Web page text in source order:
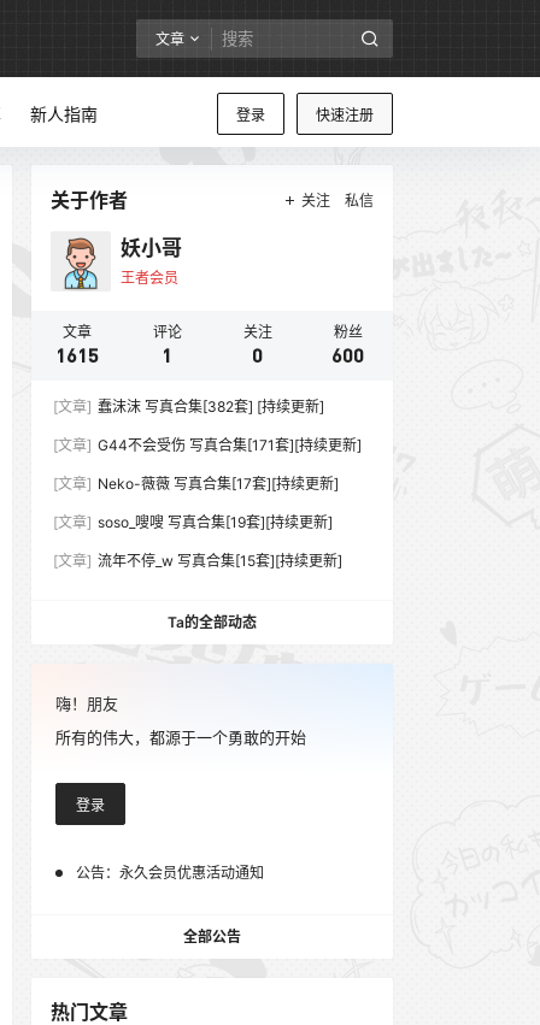
文章
登录 快速注册
新人指南
关于作者 关注 私信
妖小哥
王者会员
文章
1615
评论
1
关注
0
粉丝
600
[文章] 蠢沫沫 写真合集[382套] [持续更新]
[文章] G44不会受伤 写真合集[171套][持续更新]
[文章] Neko-薇薇 写真合集[17套][持续更新]
[文章] soso_嗖嗖 写真合集[19套][持续更新]
[文章] 流年不停_w 写真合集[15套][持续更新]
Ta的全部动态
嗨！朋友
所有的伟大，都源于一个勇敢的开始
登录
公告： 永久会员优惠活动通知
全部公告
热门文章